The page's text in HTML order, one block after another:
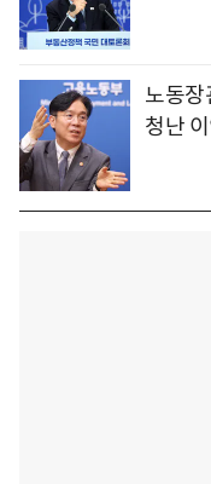
노동장
청난